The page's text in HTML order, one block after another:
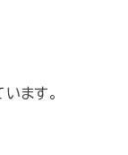
ます。